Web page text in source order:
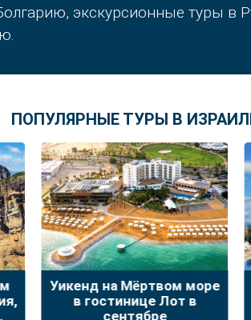
экскурсионные туры
ПОПУЛЯРНЫЕ ТУРЫ В
Мёртвом море
Лот в
Тур на
курорт в